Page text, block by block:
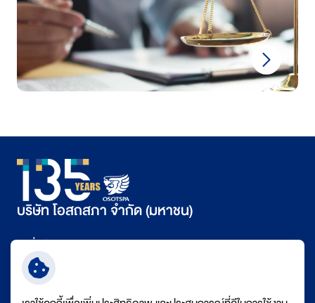
บริษัท โอสถสภา จำกัด (มหาชน)
ที่อยู่
348 ถนนรามคำแหง แขวงหัวหมาก เขตบางกะปิ กรุงเทพฯ 10240
เบอร์ติดต่อ
+66 (0) 2351 1000